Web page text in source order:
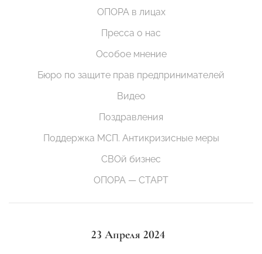
ОПОРА в лицах
Пресса о нас
Особое мнение
Бюро по защите прав предпринимателей
Видео
Поздравления
Поддержка МСП. Антикризисные меры
СВОй бизнес
ОПОРА — СТАРТ
23 Апреля 2024